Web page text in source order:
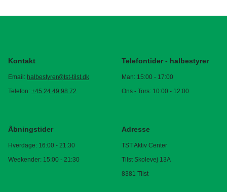
Kontakt
Email: halbestyrer@tst-tilst.dk
Telefon: +45 24 49 98 72
Telefontider - halbestyrer
Man: 15:00 - 17:00
Ons - Tors: 10:00 - 12:00
Åbningstider
Hverdage: 16:00 - 21:30
Weekender: 15:00 - 21:30
Adresse
TST Aktiv Center
Tilst Skolevej 13A
8381 Tilst